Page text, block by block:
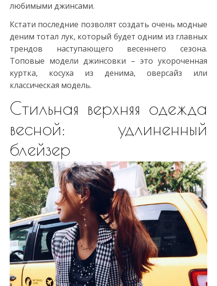
любимыми джинсами.
Кстати последние позволят создать очень модные
деним тотал лук, который будет одним из главных
трендов наступающего весеннего сезона.
Топовые модели джинсовки – это укороченная
куртка, косуха из денима, оверсайз или
классическая модель.
Стильная верхняя одежда
весной: удлиненный
блейзер